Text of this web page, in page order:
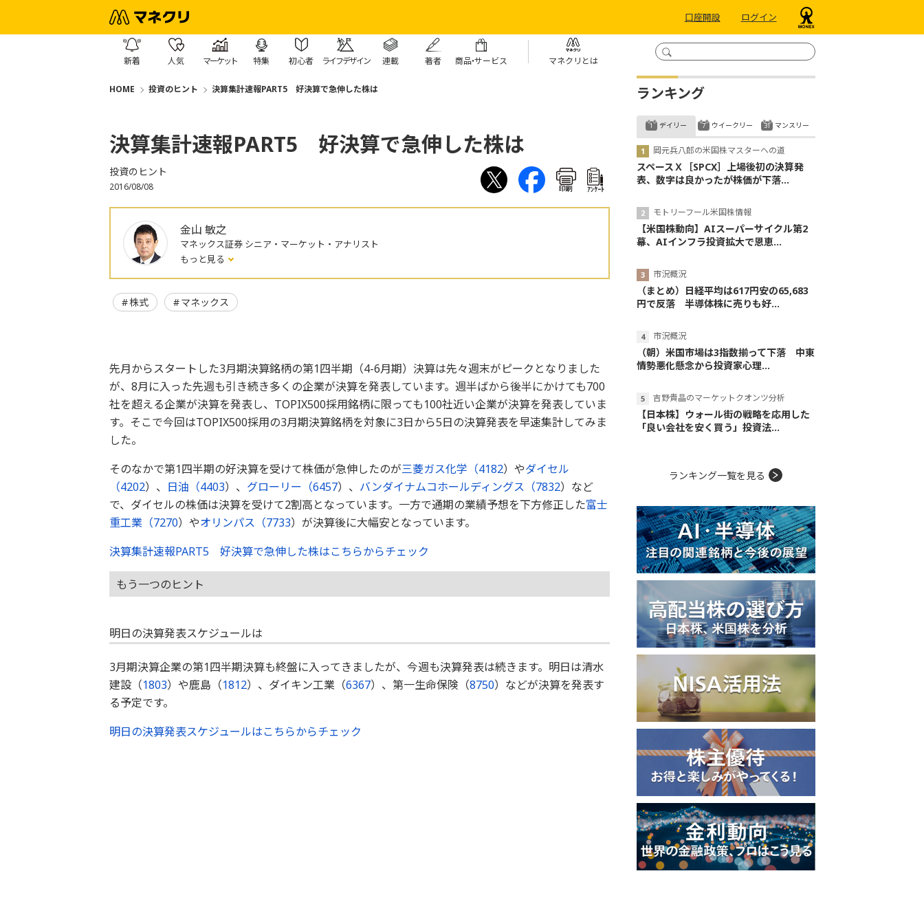
口座開設 ログイン
新着 人気 マーケット 特集 初心者 ライフデザイン 連載 著者 商品・サービス マネクリとは
HOME 投資のヒント 決算集計速報PART5 好決算で急伸した株は
決算集計速報PART5 好決算で急伸した株は
投資のヒント
2016/08/08 印刷 ｱﾝｹｰﾄ
金山 敏之
マネックス証券 シニア・マーケット・アナリスト
もっと見る
株式 マネックス
先月からスタートした3月期決算銘柄の第1四半期（4-6月期）決算は先々週末がピークとなりました
が、8月に入った先週も引き続き多くの企業が決算を発表しています。週半ばから後半にかけても700
社を超える企業が決算を発表し、TOPIX500採用銘柄に限っても100社近い企業が決算を発表していま
す。そこで今回はTOPIX500採用の3月期決算銘柄を対象に3日から5日の決算発表を早速集計してみま
した。
そのなかで第1四半期の好決算を受けて株価が急伸したのが三菱ガス化学（4182）やダイセル
（4202）、 日油（4403）、 グローリー（6457）、 バンダイナムコホールディングス（7832）など
で、ダイセルの株価は決算を受けて2割高となっています。一方で通期の業績予想を下方修正した富士
重工業（7270）やオリンパス（7733）が決算後に大幅安となっています。
決算集計速報PART5 好決算で急伸した株はこちらからチェック
もう一つのヒント
明日の決算発表スケジュールは
3月期決算企業の第1四半期決算も終盤に入ってきましたが、今週も決算発表は続きます。明日は清水
建設（1803）や鹿島（1812）、ダイキン工業（6367）、第一生命保険（8750）などが決算を発表す
る予定です。
明日の決算発表スケジュールはこちらからチェック
ランキング
デイリー
岡元兵八郎の米国株マスターへの道
スペースＸ［SPCX］上場後初の決算発
表、数字は良かったが株価が下落...
モトリーフール米国株情報
【米国株動向】AIスーパーサイクル第2
幕、AIインフラ投資拡大で恩恵...
市況概況
（まとめ）日経平均は617円安の65,683
円で反落 半導体株に売りも好...
市況概況
（朝）米国市場は3指数揃って下落 中東
情勢悪化懸念から投資家心理...
吉野貴晶のマーケットクオンツ分析
【日本株】ウォール街の戦略を応用した
「良い会社を安く買う」投資法...
ウイークリー マンスリー
ランキング一覧を見る